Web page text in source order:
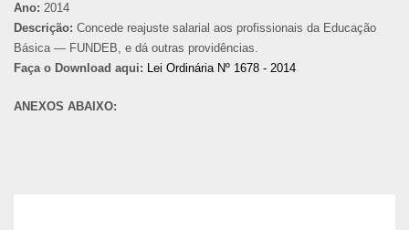
Ano: 2014
Descrição: Concede reajuste salarial aos profissionais da Educação
Básica — FUNDEB, e dá outras providências.
Faça o Download aqui: Lei Ordinária Nº 1678 - 2014
ANEXOS ABAIXO: